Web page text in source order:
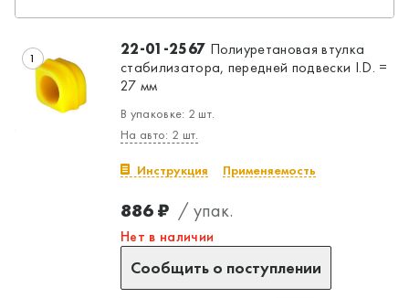
1 22-01-2567 Полиуретановая втулка
стабилизатора, передней подвески I.D. =
27 мм
В упаковке: 2 шт.
На авто: 2 шт.
Инструкция Применяемость
886 ₽ / упак.
Нет в наличии
Сообщить о поступлении